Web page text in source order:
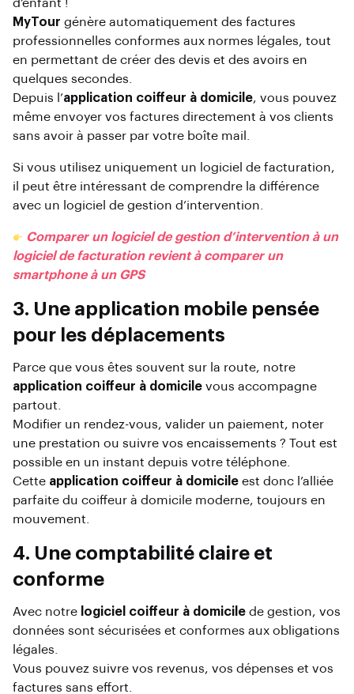
d’enfant !
MyTour génère automatiquement des factures
professionnelles conformes aux normes légales, tout
en permettant de créer des devis et des avoirs en
quelques secondes.
Depuis l’application coiffeur à domicile, vous pouvez
même envoyer vos factures directement à vos clients
sans avoir à passer par votre boîte mail.
Si vous utilisez uniquement un logiciel de facturation,
il peut être intéressant de comprendre la différence
avec un logiciel de gestion d’intervention.
Comparer un logiciel de gestion d’intervention à un
logiciel de facturation revient à comparer un
smartphone à un GPS
3. Une application mobile pensée
pour les déplacements
Parce que vous êtes souvent sur la route, notre
application coiffeur à domicile vous accompagne
partout.
Modifier un rendez-vous, valider un paiement, noter
une prestation ou suivre vos encaissements ? Tout est
possible en un instant depuis votre téléphone.
Cette application coiffeur à domicile est donc l’alliée
parfaite du coiffeur à domicile moderne, toujours en
mouvement.
4. Une comptabilité claire et
conforme
Avec notre logiciel coiffeur à domicile de gestion, vos
données sont sécurisées et conformes aux obligations
légales.
Vous pouvez suivre vos revenus, vos dépenses et vos
factures sans effort.